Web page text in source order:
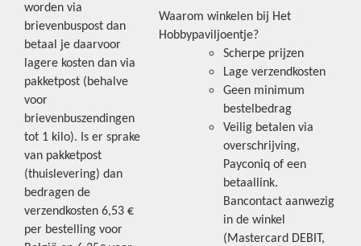
worden via
brievenbuspost dan
betaal je daarvoor
lagere kosten dan via
pakketpost (behalve
voor
brievenbuszendingen
tot 1 kilo). Is er sprake
van pakketpost
(thuislevering) dan
bedragen de
verzendkosten 6,53 €
per bestelling voor
Waarom winkelen bij Het
Hobbypaviljoentje?
Scherpe prijzen
Lage verzendkosten
Geen minimum
bestelbedrag
Veilig betalen via
overschrijving,
Payconiq of een
betaallink.
Bancontact aanwezig
in de winkel
(Mastercard DEBIT,